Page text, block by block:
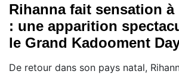
Rihanna fait sensation à
: une apparition
le Grand Kadooment
De retour dans son pays natal,